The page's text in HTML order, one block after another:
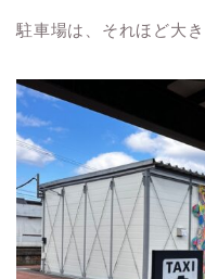
駐車場は、それほど大き